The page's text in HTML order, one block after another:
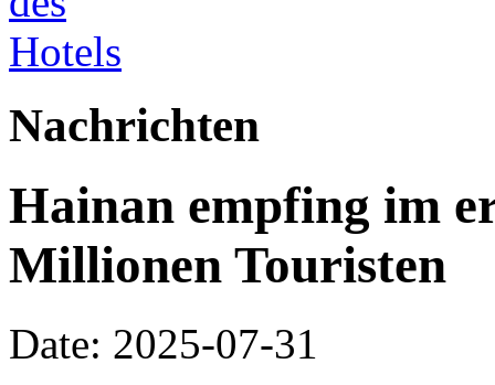
Nachrichten
Hainan empfing im
Millionen Touristen
Date: 2025-07-31